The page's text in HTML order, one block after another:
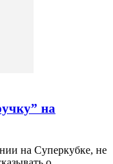
на
на Суперкубке, не